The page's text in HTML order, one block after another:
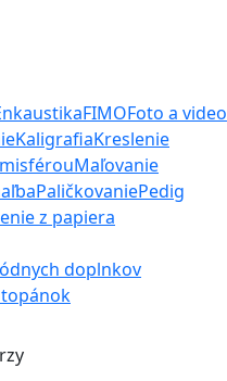
FIMOFoto a video
KaligrafiaKreslenie
Maľovanie
PaličkovaniePedig
z papiera
doplnkov